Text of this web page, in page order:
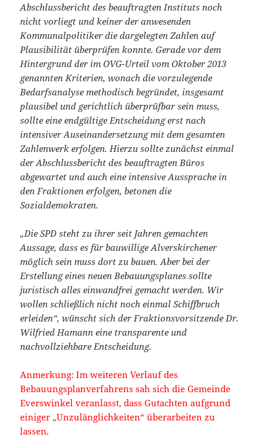
Abschlussbericht des beauftragten Instituts noch
nicht vorliegt und keiner der anwesenden
Kommunalpolitiker die dargelegten Zahlen auf
Plausibilität überprüfen konnte. Gerade vor dem
Hintergrund der im OVG-Urteil vom Oktober 2013
genannten Kriterien, wonach die vorzulegende
Bedarfsanalyse methodisch begründet, insgesamt
plausibel und gerichtlich überprüfbar sein muss,
sollte eine endgültige Entscheidung erst nach
intensiver Auseinandersetzung mit dem gesamten
Zahlenwerk erfolgen. Hierzu sollte zunächst einmal
der Abschlussbericht des beauftragten Büros
abgewartet und auch eine intensive Aussprache in
den Fraktionen erfolgen, betonen die
Sozialdemokraten.
„Die SPD steht zu ihrer seit Jahren gemachten
Aussage, dass es für bauwillige Alverskirchener
möglich sein muss dort zu bauen. Aber bei der
Erstellung eines neuen Bebauungsplanes sollte
juristisch alles einwandfrei gemacht werden. Wir
wollen schließlich nicht noch einmal Schiffbruch
erleiden“, wünscht sich der Fraktionsvorsitzende Dr.
Wilfried Hamann eine transparente und
nachvollziehbare Entscheidung.
Anmerkung: Im weiteren Verlauf des
Bebauungsplanverfahrens sah sich die Gemeinde
Everswinkel veranlasst, dass Gutachten aufgrund
einiger „Unzulänglichkeiten“ überarbeiten zu
lassen.